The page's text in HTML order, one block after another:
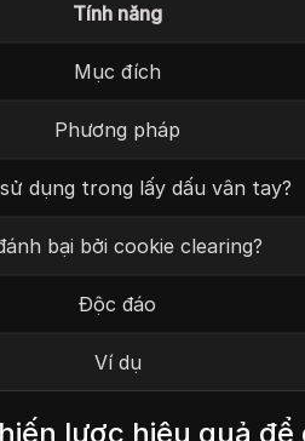
Tính năng
Mục đích
Phương pháp
dụng trong lấy dấu vân tay?
bại bởi cookie clearing?
Độc đáo
Ví dụ
lược hiệu quả